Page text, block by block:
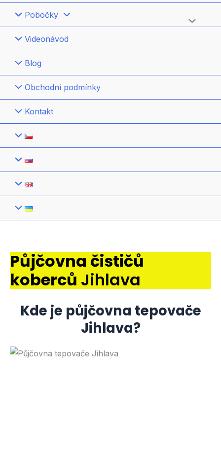
Pobočky
Přepínač
Videonávod
Blog
Obchodní podmínky
Kontakt
Půjčovna čističů
koberců Jihlava
Kde je půjčovna tepovače
Jihlava?